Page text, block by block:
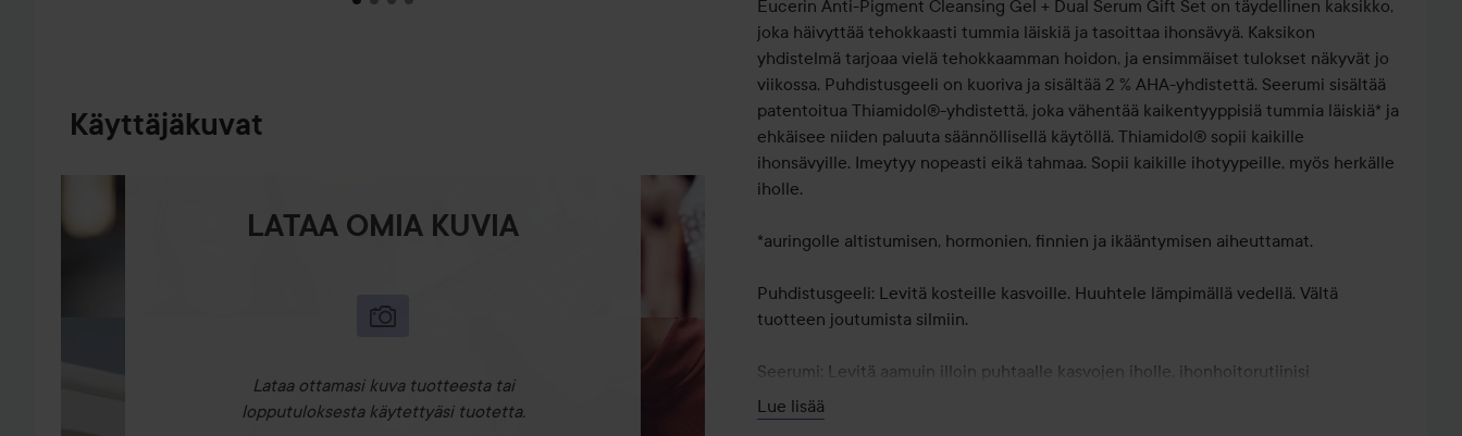
Käyttäjäkuvat
LATAA OMIA KUVIA
Lataa ottamasi kuva tuotteesta tai
lopputuloksesta käytettyäsi tuotetta.
Eucerin Anti-Pigment Cleansing Gel + Dual Serum Gift Set on täydellinen kaksikko,
joka häivyttää tehokkaasti tummia läiskiä ja tasoittaa ihonsävyä. Kaksikon
yhdistelmä tarjoaa vielä tehokkaamman hoidon, ja ensimmäiset tulokset näkyvät jo
viikossa. Puhdistusgeeli on kuoriva ja sisältää 2 % AHA-yhdistettä. Seerumi sisältää
patentoitua Thiamidol®-yhdistettä, joka vähentää kaikentyyppisiä tummia läiskiä* ja
ehkäisee niiden paluuta säännöllisellä käytöllä. Thiamidol® sopii kaikille
ihonsävyille. Imeytyy nopeasti eikä tahmaa. Sopii kaikille ihotyypeille, myös herkälle
iholle.
*auringolle altistumisen, hormonien, finnien ja ikääntymisen aiheuttamat.
Puhdistusgeeli: Levitä kosteille kasvoille. Huuhtele lämpimällä vedellä. Vältä
tuotteen joutumista silmiin.
Seerumi: Levitä aamuin illoin puhtaalle kasvojen iholle, ihonhoitorutiinisi
ensimmäisenä vaiheena. Kaikkia Thiamidol®-kasvotuotteita levitetään enintään 4
kertaa päivässä. Vältä tuotteen joutumista silmiin.
Lue lisää